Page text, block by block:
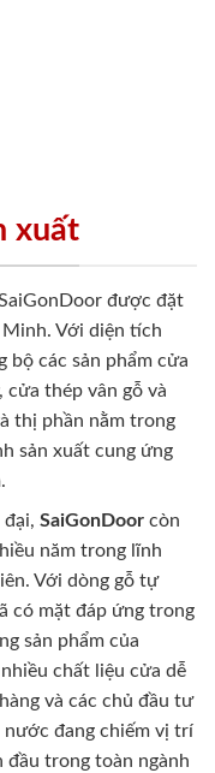
xuất
được đặt
Minh. Với diện tích
bộ các sản phẩm cửa
cửa thép vân gỗ và
thị phần nằm trong
sản xuất cung ứng
đại, SaiGonDoor còn
năm trong lĩnh
Với dòng gỗ tự
có mặt đáp ứng trong
sản phẩm của
chất liệu cửa dễ
và các chủ đầu tư
nước đang chiếm vị trí
đầu trong toàn ngành